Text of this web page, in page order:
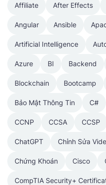
Affiliate After Effects
Angular Ansible
Artificial Intelligence
Azure BI Backend
Blockchain Bootcamp
Bảo Mật Thông Tin C#
CCNP CCSA CCSP
ChatGPT Chỉnh Sửa
Chứng Khoán Cisco
CompTIA Security+